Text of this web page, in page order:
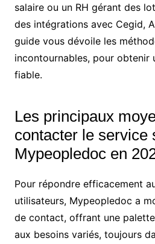
salaire ou un RH gérant des
des intégrations avec Cegid,
guide vous dévoile les
incontournables, pour obtenir
fiable.
Les principaux
contacter le service
Mypeopledoc en
Pour répondre efficacement
utilisateurs, Mypeopledoc a
de contact, offrant une
aux besoins variés, toujours